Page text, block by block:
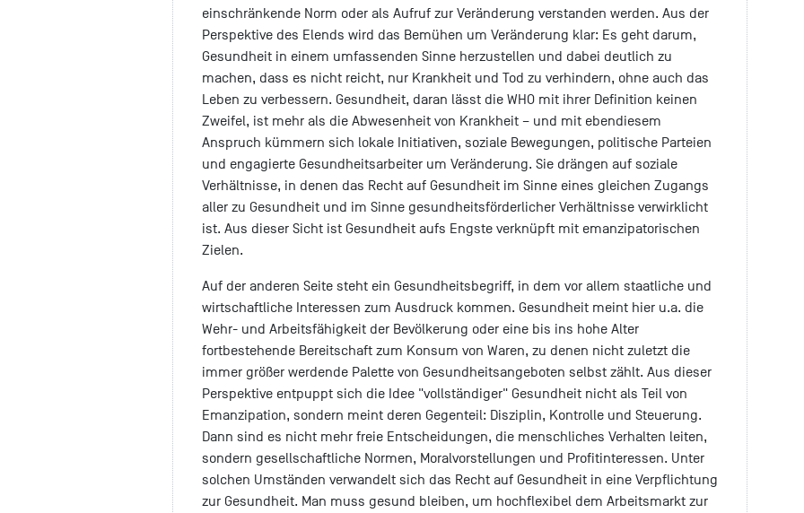
einschränkende Norm oder als Aufruf zur Veränderung verstanden werden. Aus der
Perspektive des Elends wird das Bemühen um Veränderung klar: Es geht darum,
Gesundheit in einem umfassenden Sinne herzustellen und dabei deutlich zu
machen, dass es nicht reicht, nur Krankheit und Tod zu verhindern, ohne auch das
Leben zu verbessern. Gesundheit, daran lässt die WHO mit ihrer Definition keinen
Zweifel, ist mehr als die Abwesenheit von Krankheit – und mit ebendiesem
Anspruch kümmern sich lokale Initiativen, soziale Bewegungen, politische Parteien
und engagierte Gesundheitsarbeiter um Veränderung. Sie drängen auf soziale
Verhältnisse, in denen das Recht auf Gesundheit im Sinne eines gleichen Zugangs
aller zu Gesundheit und im Sinne gesundheitsförderlicher Verhältnisse verwirklicht
ist. Aus dieser Sicht ist Gesundheit aufs Engste verknüpft mit emanzipatorischen
Zielen.
Auf der anderen Seite steht ein Gesundheitsbegriff, in dem vor allem staatliche und
wirtschaftliche Interessen zum Ausdruck kommen. Gesundheit meint hier u.a. die
Wehr- und Arbeitsfähigkeit der Bevölkerung oder eine bis ins hohe Alter
fortbestehende Bereitschaft zum Konsum von Waren, zu denen nicht zuletzt die
immer größer werdende Palette von Gesundheitsangeboten selbst zählt. Aus dieser
Perspektive entpuppt sich die Idee "vollständiger" Gesundheit nicht als Teil von
Emanzipation, sondern meint deren Gegenteil: Disziplin, Kontrolle und Steuerung.
Dann sind es nicht mehr freie Entscheidungen, die menschliches Verhalten leiten,
sondern gesellschaftliche Normen, Moralvorstellungen und Profitinteressen. Unter
solchen Umständen verwandelt sich das Recht auf Gesundheit in eine Verpflichtung
zur Gesundheit. Man muss gesund bleiben, um hochflexibel dem Arbeitsmarkt zur